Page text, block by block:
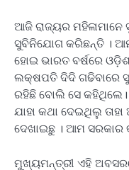
ଆଜି ରାଜ୍ୟର ମହିଳାମାନେ
ସୁବିନିଯୋଗ କରିଛନ୍ତି ।
ହୋଇ ଭାରତ ବର୍ଷରେ
ଲକ୍ଷପତି ଦିଦି ଗଢିବାରେ
ରହିଛି ବୋଲି ସେ କହିଥିଲେ।
ଯାହା କଥା ଦେଇଥିଲୁ
ଦେଖାଇଛୁ । ଆମ ସରକାର
ମୁଖ୍ୟମନ୍ତ୍ରୀ ଏହି